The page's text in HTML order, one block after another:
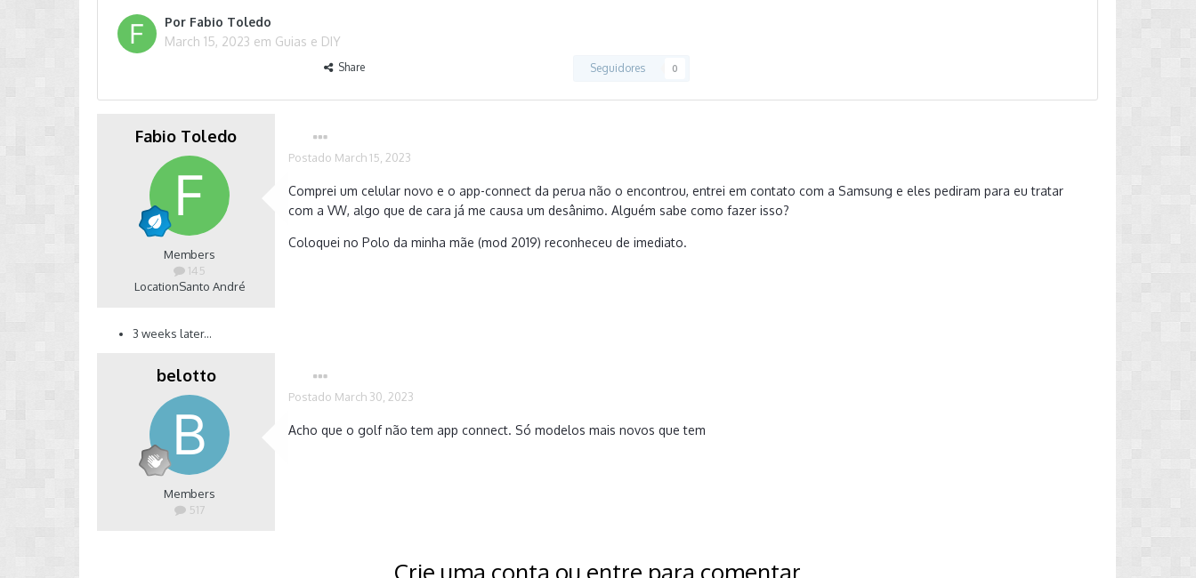
Por Fabio Toledo
March 15, 2023 em Guias e DIY
Share Seguidores 0
Fabio Toledo
Members
145
LocationSanto André
Postado March 15, 2023
Comprei um celular novo e o app-connect da perua não o encontrou, entrei em contato com a Samsung e eles pediram para eu tratar
com a VW, algo que de cara já me causa um desânimo. Alguém sabe como fazer isso?
Coloquei no Polo da minha mãe (mod 2019) reconheceu de imediato.
3 weeks later...
belotto
Members
517
Postado March 30, 2023
Acho que o golf não tem app connect. Só modelos mais novos que tem
Crie uma conta ou entre para comentar